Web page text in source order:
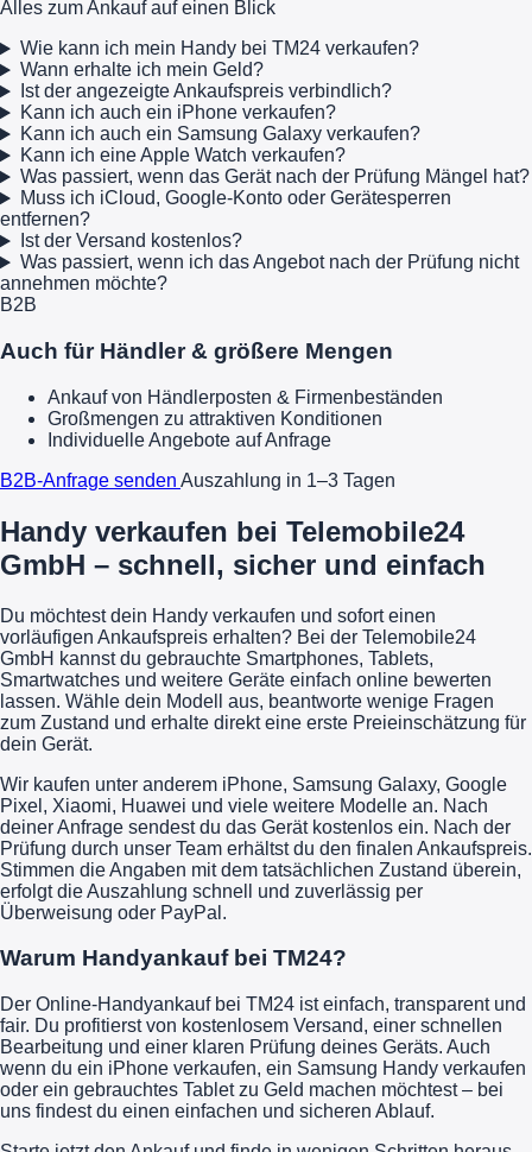
Alles zum Ankauf auf einen Blick
Wie kann ich mein Handy bei TM24 verkaufen?
Wann erhalte ich mein Geld?
Ist der angezeigte Ankaufspreis verbindlich?
Kann ich auch ein iPhone verkaufen?
Kann ich auch ein Samsung Galaxy verkaufen?
Kann ich eine Apple Watch verkaufen?
Was passiert, wenn das Gerät nach der Prüfung Mängel hat?
Muss ich iCloud, Google-Konto oder Gerätesperren
entfernen?
Ist der Versand kostenlos?
Was passiert, wenn ich das Angebot nach der Prüfung nicht
annehmen möchte?
B2B
Auch für Händler & größere Mengen
Ankauf von Händlerposten & Firmenbeständen
Großmengen zu attraktiven Konditionen
Individuelle Angebote auf Anfrage
B2B-Anfrage senden Auszahlung in 1–3 Tagen
Handy verkaufen bei Telemobile24
GmbH – schnell, sicher und einfach
Du möchtest dein Handy verkaufen und sofort einen
vorläufigen Ankaufspreis erhalten? Bei der Telemobile24
GmbH kannst du gebrauchte Smartphones, Tablets,
Smartwatches und weitere Geräte einfach online bewerten
lassen. Wähle dein Modell aus, beantworte wenige Fragen
zum Zustand und erhalte direkt eine erste Preieinschätzung für
dein Gerät.
Wir kaufen unter anderem iPhone, Samsung Galaxy, Google
Pixel, Xiaomi, Huawei und viele weitere Modelle an. Nach
deiner Anfrage sendest du das Gerät kostenlos ein. Nach der
Prüfung durch unser Team erhältst du den finalen Ankaufspreis.
Stimmen die Angaben mit dem tatsächlichen Zustand überein,
erfolgt die Auszahlung schnell und zuverlässig per
Überweisung oder PayPal.
Warum Handyankauf bei TM24?
Der Online-Handyankauf bei TM24 ist einfach, transparent und
fair. Du profitierst von kostenlosem Versand, einer schnellen
Bearbeitung und einer klaren Prüfung deines Geräts. Auch
wenn du ein iPhone verkaufen, ein Samsung Handy verkaufen
oder ein gebrauchtes Tablet zu Geld machen möchtest – bei
uns findest du einen einfachen und sicheren Ablauf.